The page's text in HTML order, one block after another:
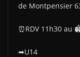
de Montpensier
⏰RDV 11h30 au
➡U14